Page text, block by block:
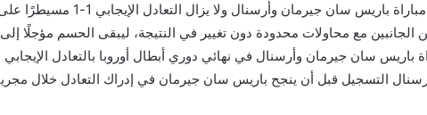
وانتهى الشوط الأول من
الجانبين مع محاولات محدودة دون تغيير في النتيجة، ليبقى الحسم مؤجلًا
التسجيل قبل أن ينجح باريس سان جيرمان في إدراك التعادل خلال